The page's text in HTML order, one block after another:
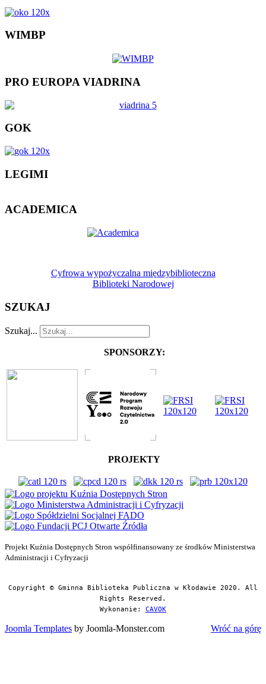
WIMBP
PRO EUROPA VIADRINA
GOK
LEGIMI
ACADEMICA
Cyfrowa wypożyczalna międzybiblioteczna
Biblioteki Narodowej
SZUKAJ
Szukaj...
SPONSORZY:
PROJEKTY
Projekt Kuźnia Dostępnych Stron współfinansowany ze środków Ministerstwa
Administracji i Cyfryzacji
Copyright © Gminna Biblioteka Publiczna w Kłodawie 2020. All
Rights Reserved.
Wykonanie: CAVOK
Joomla Templates by Joomla-Monster.com Wróć na górę